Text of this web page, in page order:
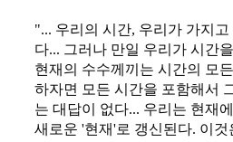
"... 우리의 시간, 우리가 가지
다... 그러나 만일 우리가 시간
현재의 수수께끼는 시간의 모
하자면 모든 시간을 포함해서
는 대답이 없다... 우리는 현재
새로운 '현재'로 갱신된다. 이